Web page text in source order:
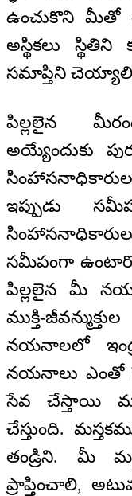
ఉంచుకొని మీతో
అస్థికలు
సమాప్తిని
పిల్లలైన
అయ్యేందుకు
ఇప్పుడు
సమీపంగా
పిల్లలైన మీ
ముక్తి-
నయనాలలో
నయనాలు ఎంతో
సేవ చేస్తాయి
చేస్తుంది.
తండ్రిని. మీ
ప్రాప్తించాలి,